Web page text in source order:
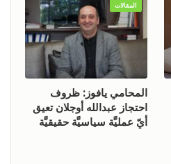
المقالات
المحامي يافوز: ظروف
احتجاز عبدالله أوجلان تعيق
أيّ عمليَّة سياسيَّة حقيقيَّة